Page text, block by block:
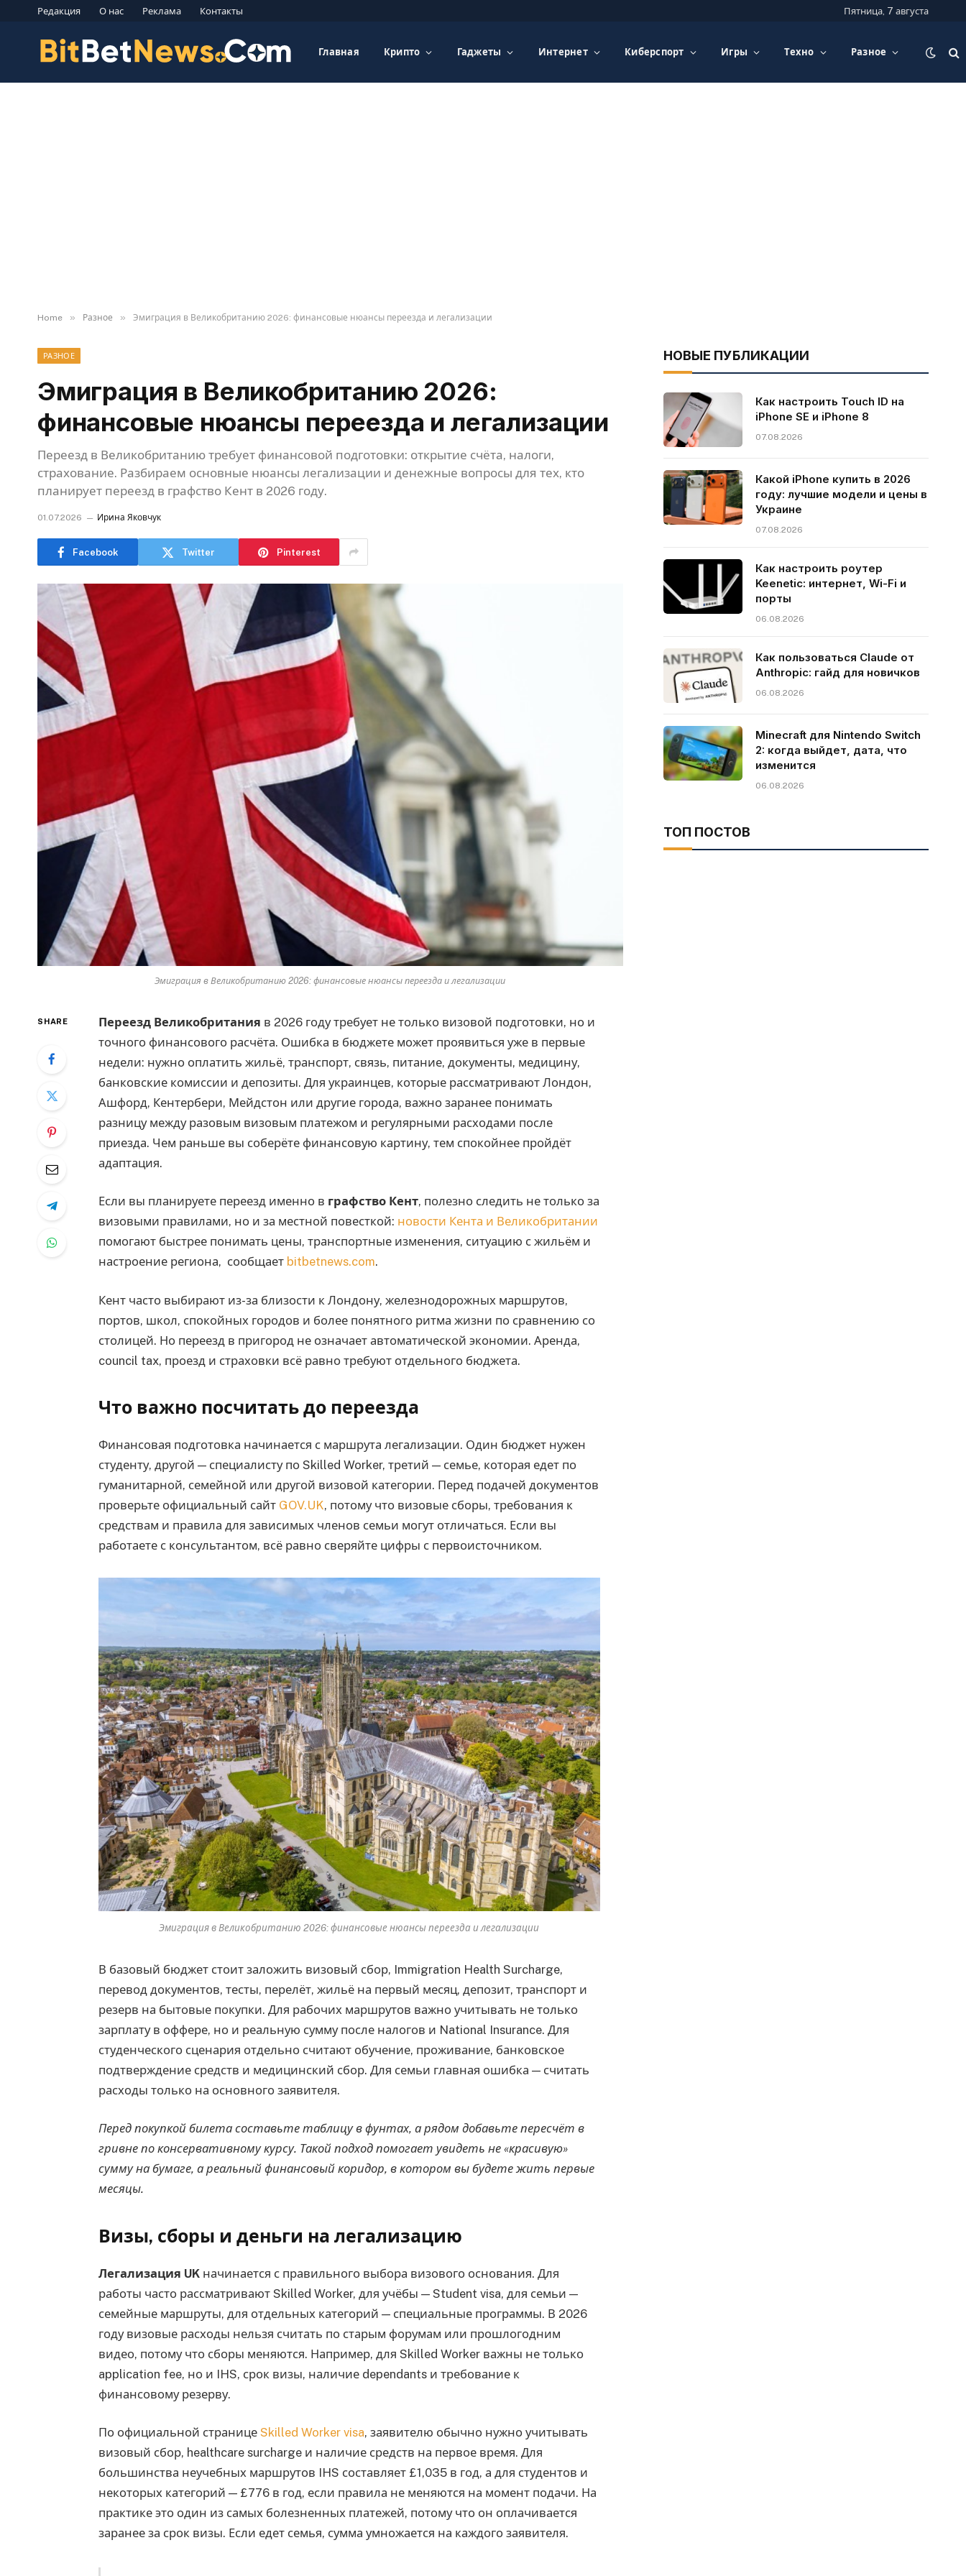
Редакция О нас Реклама Контакты Пятница, 7 августа
Главная Крипто Гаджеты Интернет Киберспорт Игры Техно Разное
Home » Разное » Эмиграция в Великобританию 2026: финансовые нюансы переезда и легализации
РАЗНОЕ
Эмиграция в Великобританию 2026:
финансовые нюансы переезда и легализации
Переезд в Великобританию требует финансовой подготовки: открытие счёта, налоги,
страхование. Разбираем основные нюансы легализации и денежные вопросы для тех, кто
планирует переезд в графство Кент в 2026 году.
01.07.2026 Ирина Яковчук
Facebook Twitter Pinterest
Эмиграция в Великобританию 2026: финансовые нюансы переезда и легализации
SHARE Переезд Великобритания в 2026 году требует не только визовой подготовки, но и
точного финансового расчёта. Ошибка в бюджете может проявиться уже в первые
недели: нужно оплатить жильё, транспорт, связь, питание, документы, медицину,
банковские комиссии и депозиты. Для украинцев, которые рассматривают Лондон,
Ашфорд, Кентербери, Мейдстон или другие города, важно заранее понимать
разницу между разовым визовым платежом и регулярными расходами после
приезда. Чем раньше вы соберёте финансовую картину, тем спокойнее пройдёт
адаптация.
Если вы планируете переезд именно в графство Кент, полезно следить не только за
визовыми правилами, но и за местной повесткой: новости Кента и Великобритании
помогают быстрее понимать цены, транспортные изменения, ситуацию с жильём и
настроение региона, сообщает bitbetnews.com.
Кент часто выбирают из-за близости к Лондону, железнодорожных маршрутов,
портов, школ, спокойных городов и более понятного ритма жизни по сравнению со
столицей. Но переезд в пригород не означает автоматической экономии. Аренда,
council tax, проезд и страховки всё равно требуют отдельного бюджета.
Что важно посчитать до переезда
Финансовая подготовка начинается с маршрута легализации. Один бюджет нужен
студенту, другой — специалисту по Skilled Worker, третий — семье, которая едет по
гуманитарной, семейной или другой визовой категории. Перед подачей документов
проверьте официальный сайт GOV.UK, потому что визовые сборы, требования к
средствам и правила для зависимых членов семьи могут отличаться. Если вы
работаете с консультантом, всё равно сверяйте цифры с первоисточником.
Эмиграция в Великобританию 2026: финансовые нюансы переезда и легализации
В базовый бюджет стоит заложить визовый сбор, Immigration Health Surcharge,
перевод документов, тесты, перелёт, жильё на первый месяц, депозит, транспорт и
резерв на бытовые покупки. Для рабочих маршрутов важно учитывать не только
зарплату в оффере, но и реальную сумму после налогов и National Insurance. Для
студенческого сценария отдельно считают обучение, проживание, банковское
подтверждение средств и медицинский сбор. Для семьи главная ошибка — считать
расходы только на основного заявителя.
Перед покупкой билета составьте таблицу в фунтах, а рядом добавьте пересчёт в
гривне по консервативному курсу. Такой подход помогает увидеть не «красивую»
сумму на бумаге, а реальный финансовый коридор, в котором вы будете жить первые
месяцы.
Визы, сборы и деньги на легализацию
Легализация UKначинается с правильного выбора визового основания. Для
работы часто рассматривают Skilled Worker, для учёбы — Student visa, для семьи —
семейные маршруты, для отдельных категорий — специальные программы. В 2026
году визовые расходы нельзя считать по старым форумам или прошлогодним
видео, потому что сборы меняются. Например, для Skilled Worker важны не только
application fee, но и IHS, срок визы, наличие dependants и требование к
финансовому резерву.
По официальной странице Skilled Worker visa, заявителю обычно нужно учитывать
визовый сбор, healthcare surcharge и наличие средств на первое время. Для
большинства неучебных маршрутов IHS составляет £1,035 в год, а для студентов и
некоторых категорий — £776 в год, если правила не меняются на момент подачи. На
практике это один из самых болезненных платежей, потому что он оплачивается
заранее за срок визы. Если едет семья, сумма умножается на каждого заявителя.
НОВЫЕ ПУБЛИКАЦИИ
Как настроить Touch ID на
iPhone SE и iPhone 8
07.08.2026
Какой iPhone купить в 2026
году: лучшие модели и цены в
Украине
07.08.2026
Как настроить роутер
Keenetic: интернет, Wi-Fi и
порты
06.08.2026
Как пользоваться Claude от
Anthropic: гайд для новичков
06.08.2026
Minecraft для Nintendo Switch
2: когда выйдет, дата, что
изменится
06.08.2026
ТОП ПОСТОВ